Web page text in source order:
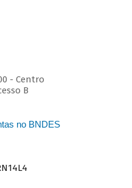
- Centro
B
no BNDES